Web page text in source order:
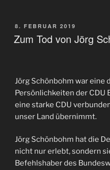
VERÖFFENTLICHT
AM
8. FEBRUAR 2019
Zum Tod von Jörg
Jörg Schönbohm war eine
Persönlichkeiten der CDU
eine starke CDU
unser Land übernimmt.
Jörg Schönbohm hat die
nicht nur erlebt, sondern
Befehlshaber des